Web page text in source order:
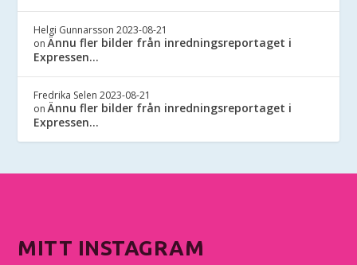
Helgi Gunnarsson 2023-08-21
onÄnnu fler bilder från inredningsreportaget i
Expressen…
Fredrika Selen 2023-08-21
onÄnnu fler bilder från inredningsreportaget i
Expressen…
MITT INSTAGRAM